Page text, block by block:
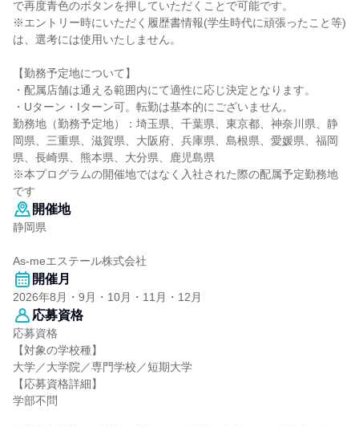
で再度青色のボタンを押していただくことで可能です。
※エントリー時にいただく履歴書情報(学生時代に頑張ったこと等)
は、選考には使用いたしません。
【勤務予定地について】
・配属店舗は通える範囲内にて適性に応じ決定となります。
・Uターン・Iターン可。転勤は基本的にございません。
勤務地（勤務予定地）：埼玉県、千葉県、東京都、神奈川県、静
岡県、三重県、滋賀県、大阪府、兵庫県、島根県、愛媛県、福岡
県、長崎県、熊本県、大分県、鹿児島県
※本プログラムの開催地ではなく入社された際の配属予定勤務地
です
開催地
静岡県
As-meエステール株式会社
開催月
2026年8月・9月・10月・11月・12月
応募資格
応募資格
【対象の学校種】
大学／大学院／専門学校／短期大学
【応募資格詳細】
学部不問